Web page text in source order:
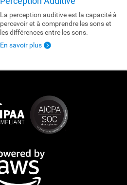
La perception auditive est la capacité à
percevoir et à comprendre les sons et
les différences entre les sons.
En savoir plus